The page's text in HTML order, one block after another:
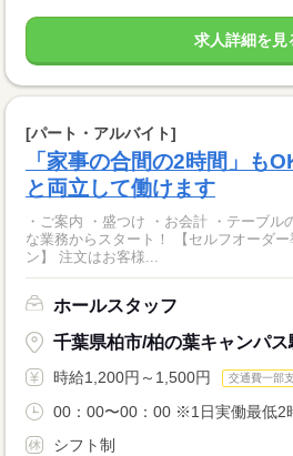
求人詳細を見
[パート・アルバイト]
「家事の合間の2時間」も
と両立して働けます
・ご案内 ・盛つけ ・お会計 ・テーブ
な業務からスタート！ 【セルフオーダー導入なので接客がカンタ
ン】 注文はお客様...
ホールスタッフ
千葉県柏市/柏の葉キャンパス
時給1,200円～1,500円 交通費一部
00：00〜00：00 ※1日実働最低2
シフト制